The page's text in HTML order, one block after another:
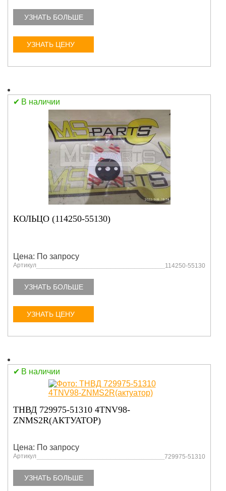
УЗНАТЬ БОЛЬШЕ
УЗНАТЬ ЦЕНУ
В наличии
КОЛЬЦО (114250-55130)
Цена: По запросу
Артикул 114250-55130
УЗНАТЬ БОЛЬШЕ
УЗНАТЬ ЦЕНУ
В наличии
ТНВД 729975-51310 4TNV98-
ZNMS2R(АКТУАТОР)
Цена: По запросу
Артикул 729975-51310
УЗНАТЬ БОЛЬШЕ